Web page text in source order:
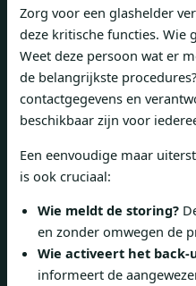
Zorg voor een glashelder
deze kritische functies. Wie
Weet deze persoon wat er
de belangrijkste
contactgegevens en
beschikbaar zijn voor
Een eenvoudige maar
is ook cruciaal:
Wie meldt de storing?
en zonder omwegen de
Wie activeert het back-
informeert de